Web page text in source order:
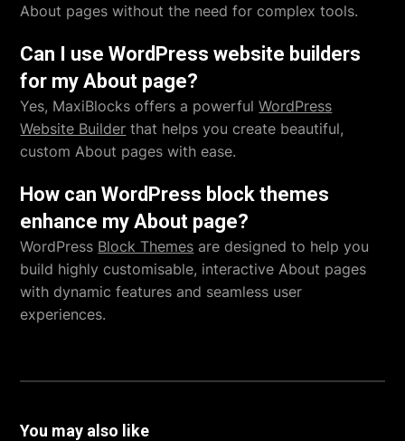
About pages without the need for complex tools.
Can I use WordPress website builders
for my About page?
Yes, MaxiBlocks offers a powerfulWordPress
Website Builder that helps you create beautiful,
custom About pages with ease.
How can WordPress block themes
enhance my About page?
WordPress Block Themes are designed to help you
build highly customisable, interactive About pages
with dynamic features and seamless user
experiences.
You may also like